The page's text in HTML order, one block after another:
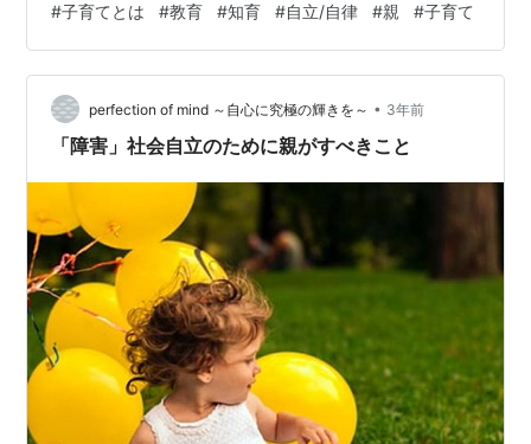
養育すること（新社会学辞典引用）』とあります。 0歳
から6歳までの子どもを養育することが育児というらしい
です。 それ以上になると教育となるのか。 育児で一番大
切なものは何かと考えたときに、皆さんなら何を思い浮
かべますか？ 私が真っ先に思い浮かべるもの、それは、
#子育てとは #教育 #知育 #自立/自律 #親 #子育て
perfection of mind ～自心に究極の輝きを～ • 3年前
「障害」社会自立のために親がすべきこと